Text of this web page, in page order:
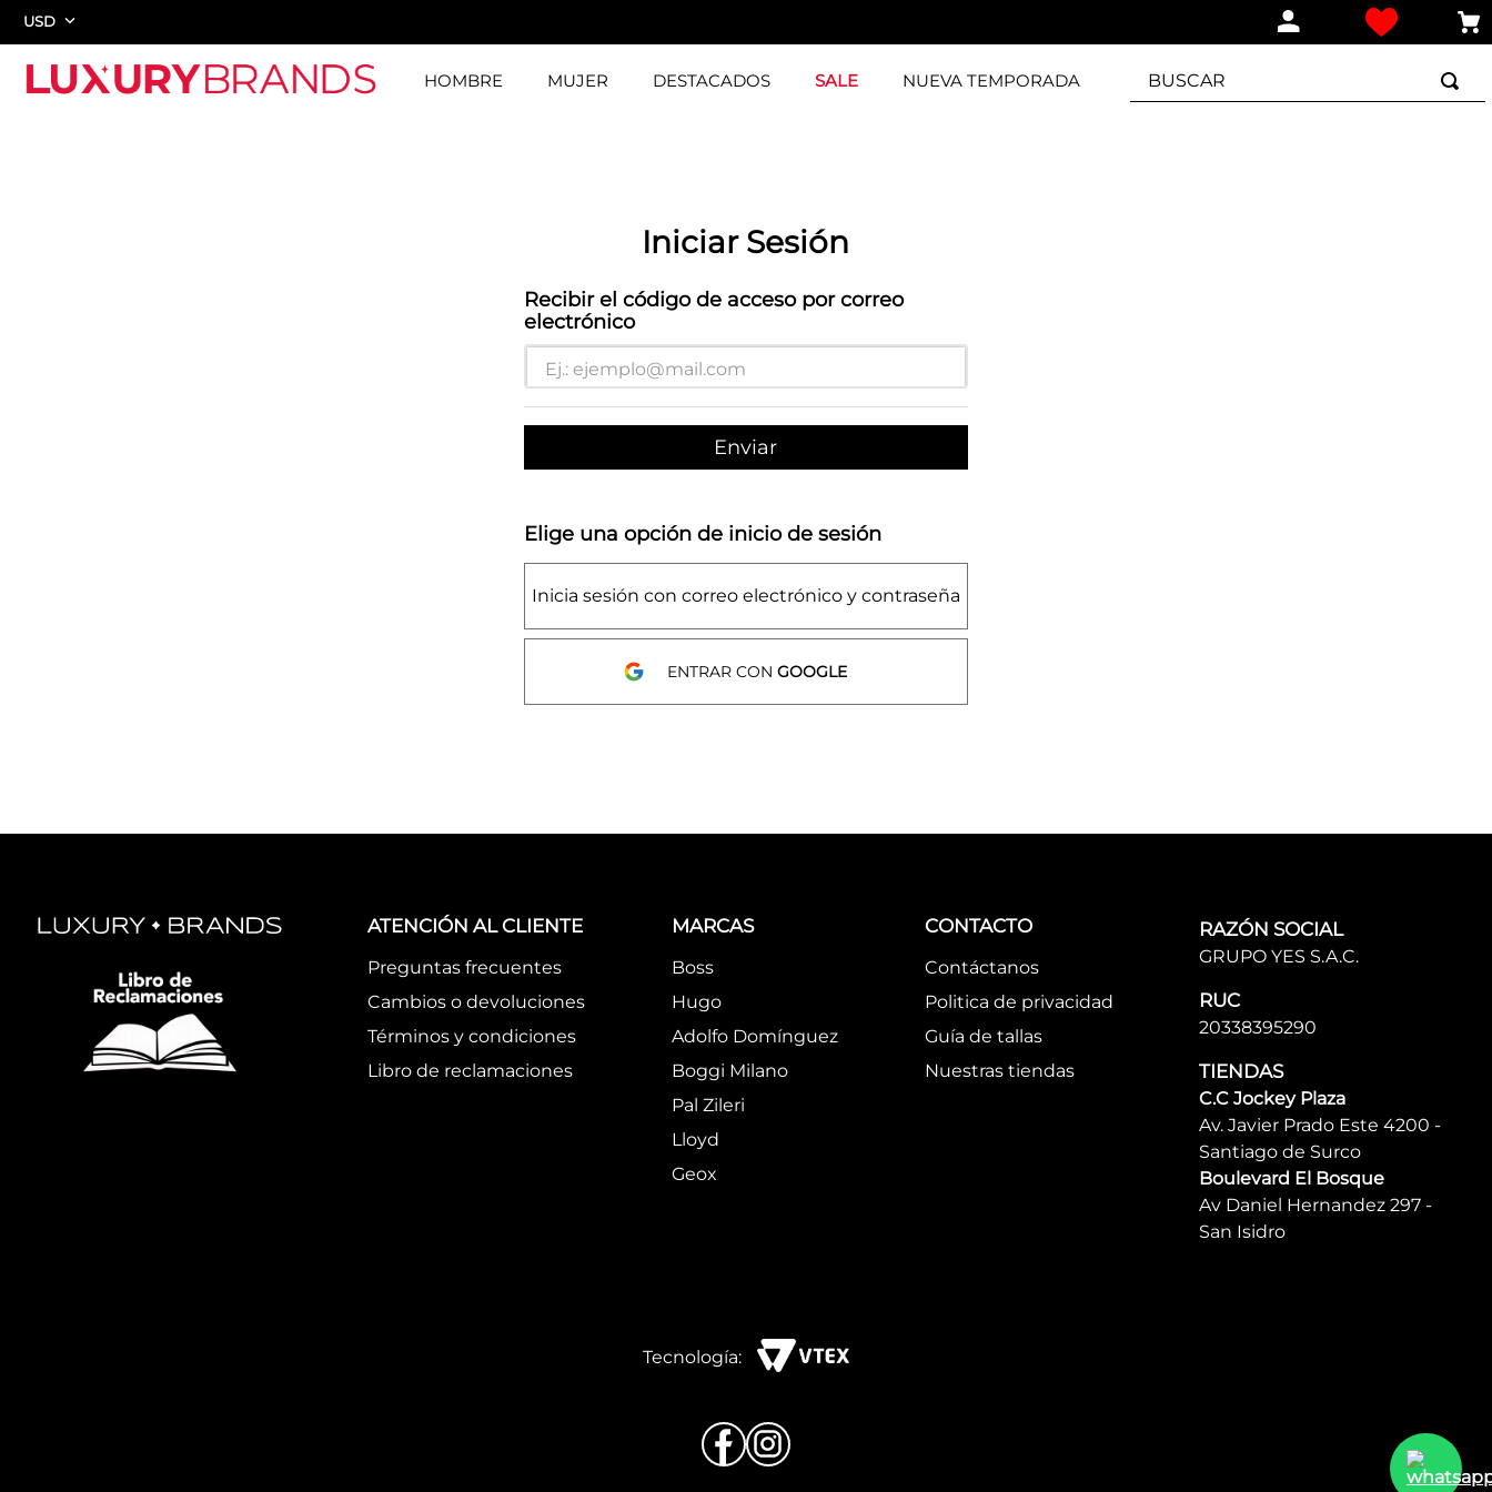
USD
HOMBRE MUJER DESTACADOS SALE NUEVA TEMPORADA
BUSCAR
Iniciar Sesión
Elige una opción de inicio de sesión
Inicia sesión con correo electrónico y contraseña
ENTRAR CON GOOGLE
Recibir el código de acceso por correo
electrónico
Enviar
ATENCIÓN AL CLIENTE
Preguntas frecuentes
Cambios o devoluciones
Términos y condiciones
Libro de reclamaciones
MARCAS
Boss
Hugo
Adolfo Domínguez
Boggi Milano
Pal Zileri
Lloyd
Geox
CONTACTO
Contáctanos
Politica de privacidad
Guía de tallas
Nuestras tiendas
RAZÓN SOCIAL
GRUPO YES S.A.C.
RUC
20338395290
TIENDAS
C.C Jockey Plaza
Av. Javier Prado Este 4200 -
Santiago de Surco
Boulevard El Bosque
Av Daniel Hernandez 297 -
San Isidro
Tecnología: